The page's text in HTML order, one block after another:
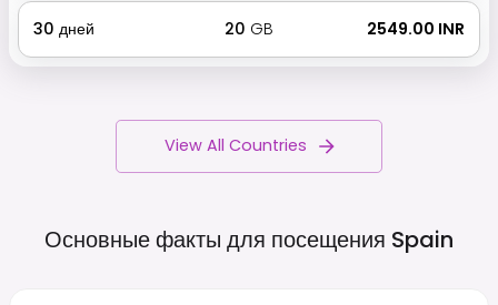
30 дней 20 GB ₹ 2549.00 INR
View All Countries
Основные факты для посещения Spain